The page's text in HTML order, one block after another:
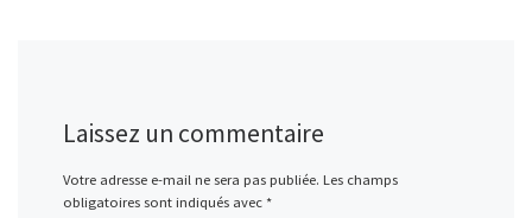
Laissez un commentaire
Votre adresse e-mail ne sera pas publiée. Les champs
obligatoires sont indiqués avec *